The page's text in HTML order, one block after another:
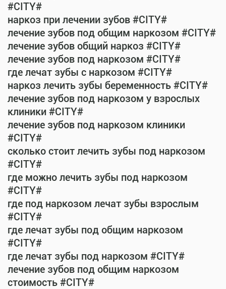
#CITY#
наркоз при лечении зубов #CITY#
лечение зубов под общим наркозом #CITY#
лечение зубов общий наркоз #CITY#
лечение зубов под наркозом #CITY#
где лечат зубы с наркозом #CITY#
наркоз лечить зубы беременность #CITY#
лечение зубов под наркозом у взрослых
клиники #CITY#
лечение зубов под наркозом клиники
#CITY#
сколько стоит лечить зубы под наркозом
#CITY#
где можно лечить зубы под наркозом
#CITY#
где под наркозом лечат зубы взрослым
#CITY#
где лечат зубы под общим наркозом
#CITY#
где лечат зубы под наркозом #CITY#
лечение зубов под общим наркозом
стоимость #CITY#